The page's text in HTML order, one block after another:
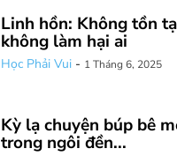
Linh hồn: Không tồn
không làm hại ai
Học Phải Vui - 1 Tháng 6, 2025
Kỳ lạ chuyện búp bê
trong ngôi đền...